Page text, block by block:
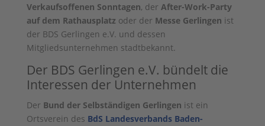
Verkaufsoffenen Sonntagen, der After-Work-Party
auf dem Rathausplatz oder der Messe Gerlingen ist
der BDS Gerlingen e.V. und dessen
Mitgliedsunternehmen stadtbekannt.
Der BDS Gerlingen e.V. bündelt die
Interessen der Unternehmen
Der Bund der Selbständigen Gerlingen ist ein
Ortsverein des BdS Landesverbands Baden-